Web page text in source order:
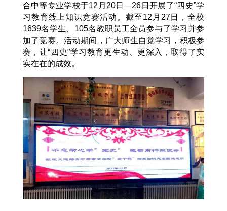
合中等专业学校于12月20日—26日开展了“四史”学
习教育线上知识竞赛活动。截至12月27日，全校
1639名学生、105名教职员工全员参与了学习并参
加了竞赛。活动期间，广大师生自觉学习，积极参
赛，让“四史”学习教育更生动、更深入，取得了实
实在在的成效。